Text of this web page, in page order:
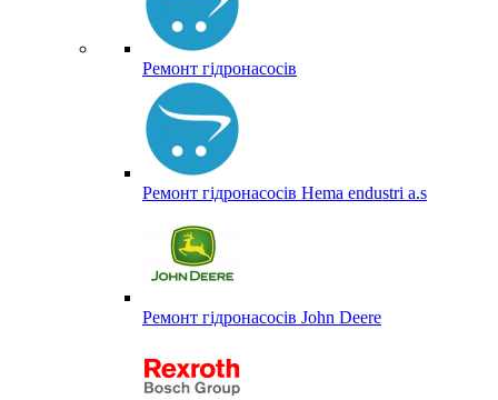
Ремонт гідронасосів
Ремонт гідронасосів Hema endustri a.s
Ремонт гідронасосів John Deere